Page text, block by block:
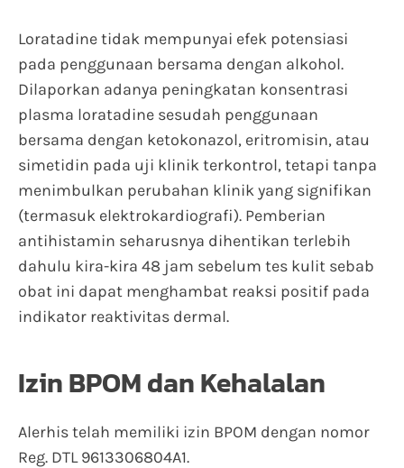
Loratadine tidak mempunyai efek potensiasi
pada penggunaan bersama dengan alkohol.
Dilaporkan adanya peningkatan konsentrasi
plasma loratadine sesudah penggunaan
bersama dengan ketokonazol, eritromisin, atau
simetidin pada uji klinik terkontrol, tetapi tanpa
menimbulkan perubahan klinik yang signifikan
(termasuk elektrokardiografi). Pemberian
antihistamin seharusnya dihentikan terlebih
dahulu kira-kira 48 jam sebelum tes kulit sebab
obat ini dapat menghambat reaksi positif pada
indikator reaktivitas dermal.
Izin BPOM dan Kehalalan
Alerhis telah memiliki izin BPOM dengan nomor
Reg. DTL 9613306804A1.